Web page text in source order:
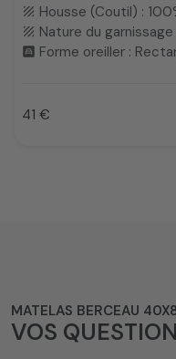
texture Housse (Coutil) :
texture Nature du
bedroom_child Forme oreiller :
Prix
41 €
MATELAS BERCEAU
VOS